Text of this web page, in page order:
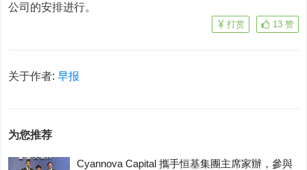
公司的安排进行。
13 赞
打赏
关于作者:早报
为您推荐
Cyannova Capital 攜手恒基集團主席家辦，參與